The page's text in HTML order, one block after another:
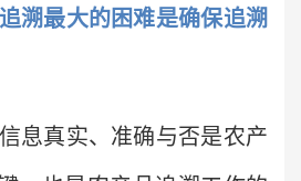
溯最大的困难是确保追溯
息真实、准确与否是农产